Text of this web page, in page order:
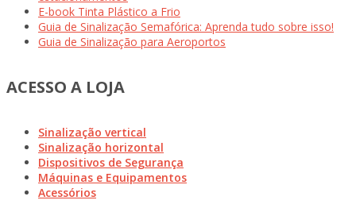
E-book Tinta Plástico a Frio
Guia de Sinalização Semafórica: Aprenda tudo sobre isso!
Guia de Sinalização para Aeroportos
ACESSO A LOJA
Sinalização vertical
Sinalização horizontal
Dispositivos de Segurança
Máquinas e Equipamentos
Acessórios